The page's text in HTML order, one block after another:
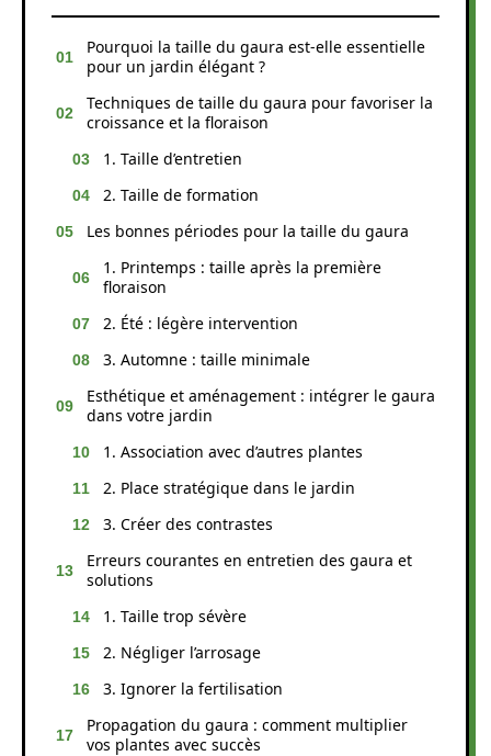
Pourquoi la taille du gaura est-elle essentielle
pour un jardin élégant ?
Techniques de taille du gaura pour favoriser la
croissance et la floraison
1. Taille d’entretien
2. Taille de formation
Les bonnes périodes pour la taille du gaura
1. Printemps : taille après la première
floraison
2. Été : légère intervention
3. Automne : taille minimale
Esthétique et aménagement : intégrer le gaura
dans votre jardin
1. Association avec d’autres plantes
2. Place stratégique dans le jardin
3. Créer des contrastes
Erreurs courantes en entretien des gaura et
solutions
1. Taille trop sévère
2. Négliger l’arrosage
3. Ignorer la fertilisation
Propagation du gaura : comment multiplier
vos plantes avec succès